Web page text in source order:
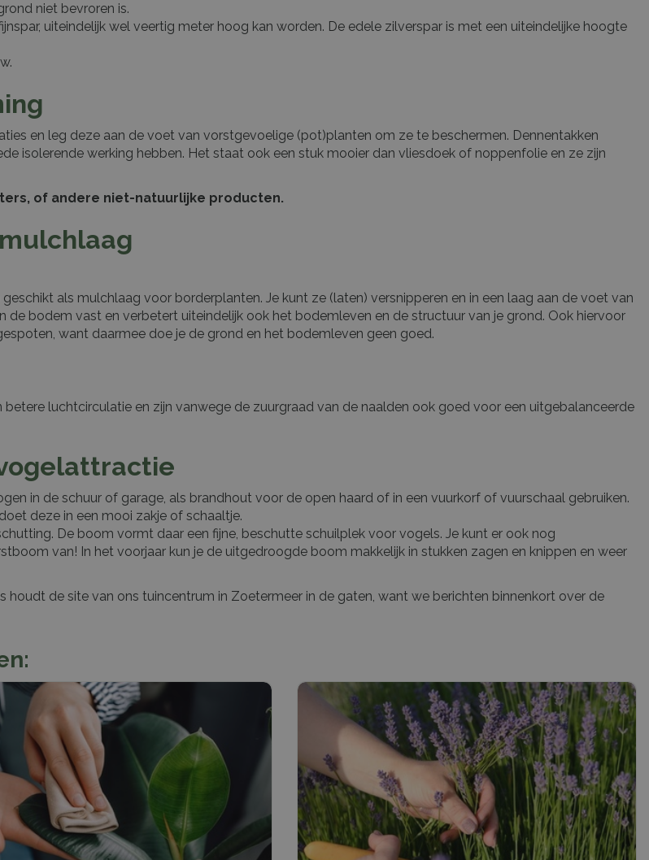
niet bevroren is.
uiteindelijk wel veertig meter hoog kan worden. De edele zilverspar is met een uiteindelijke hoogte
en leg deze aan de voet van vorstgevoelige (pot)planten om ze te beschermen. Dennentakken
isolerende werking hebben. Het staat ook een stuk mooier dan vliesdoek of noppenfolie en ze zijn
of andere niet-natuurlijke producten.
als mulchlaag voor borderplanten. Je kunt ze (laten) versnipperen en in een laag aan de voet van
bodem vast en verbetert uiteindelijk ook het bodemleven en de structuur van je grond. Ook hiervoor
want daarmee doe je de grond en het bodemleven geen goed.
luchtcirculatie en zijn vanwege de zuurgraad van de naalden ook goed voor een uitgebalanceerde
in de schuur of garage, als brandhout voor de open haard of in een vuurkorf of vuurschaal gebruiken.
deze in een mooi zakje of schaaltje.
De boom vormt daar een fijne, beschutte schuilplek voor vogels. Je kunt er ook nog
van! In het voorjaar kun je de uitgedroogde boom makkelijk in stukken zagen en knippen en weer
de site van ons tuincentrum in Zoetermeer in de gaten, want we berichten binnenkort over de